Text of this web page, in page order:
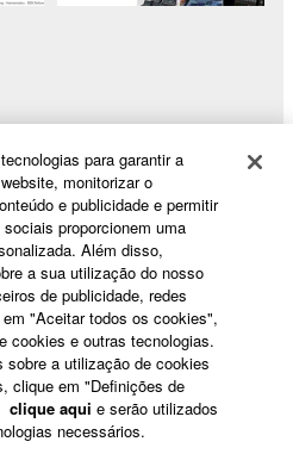
para garantir a
monitorizar o
e publicidade e permitir
proporcionem uma
Além disso,
a sua utilização do nosso
de publicidade, redes
"Aceitar todos os cookies",
cookies e outras tecnologias.
sobre a utilização de cookies
clique em "Definições de
clique aqui e serão utilizados
necessários.